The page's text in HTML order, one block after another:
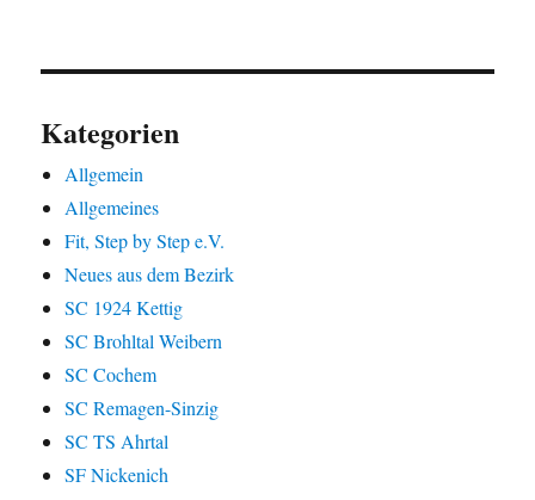
Kategorien
Allgemein
Allgemeines
Fit, Step by Step e.V.
Neues aus dem Bezirk
SC 1924 Kettig
SC Brohltal Weibern
SC Cochem
SC Remagen-Sinzig
SC TS Ahrtal
SF Nickenich